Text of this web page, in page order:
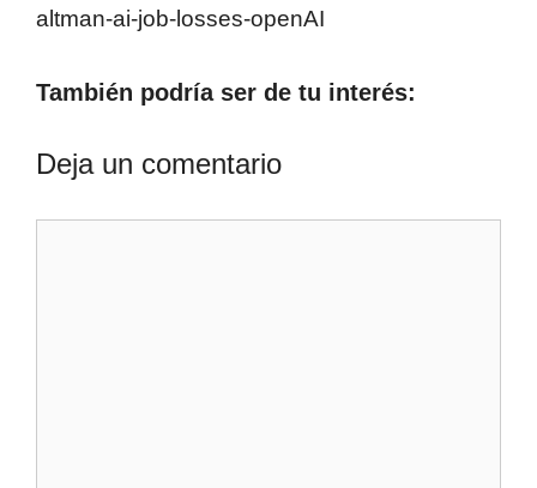
altman-ai-job-losses-openAI
También podría ser de tu interés:
Deja un comentario